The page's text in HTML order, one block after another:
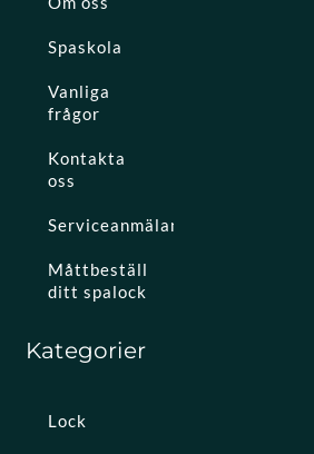
Spaskola
Vanliga
frågor
Kontakta
oss
Serviceanmälan
Måttbeställ
ditt spalock
Kategorier
Lock